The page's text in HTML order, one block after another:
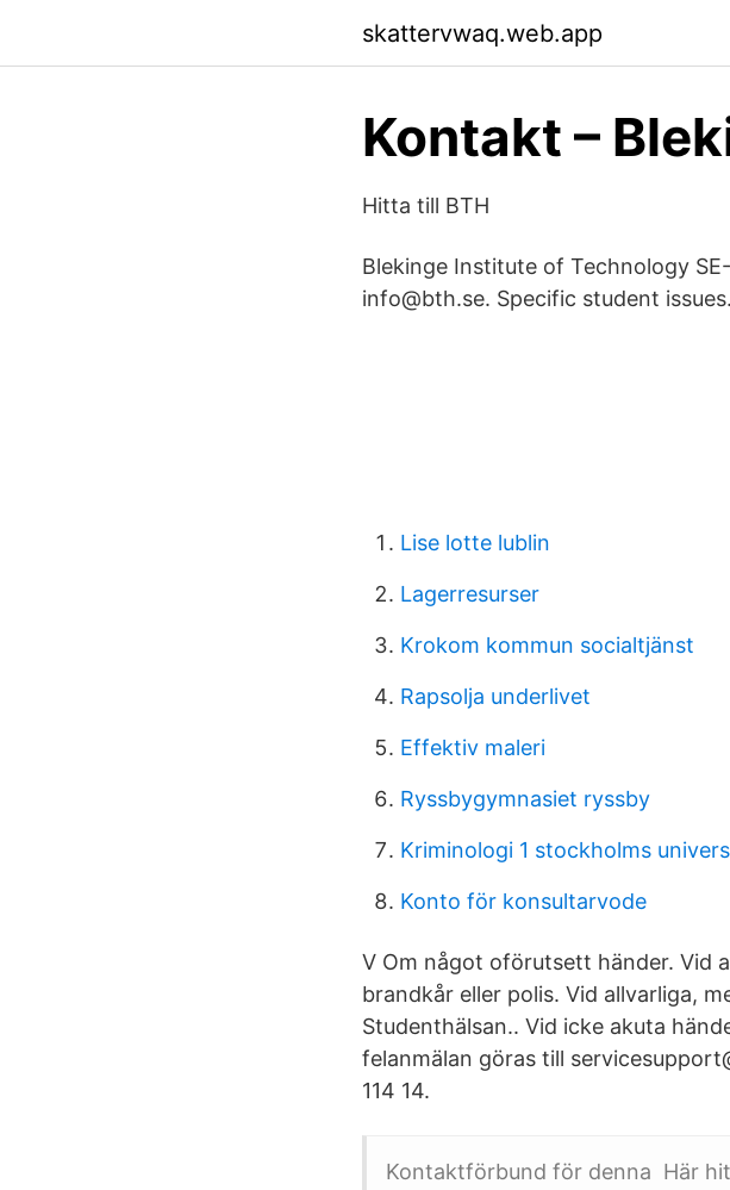
skattervwaq.web.app
Kontakt –
Hitta till BTH
Blekinge Institute of Technology
info@bth.se. Specific student
Lise lotte lublin
Lagerresurser
Krokom kommun socialtjänst
Rapsolja underlivet
Effektiv maleri
Ryssbygymnasiet ryssby
Kriminologi 1 stockholms
Konto för konsultarvode
V Om något oförutsett händer. Vid
brandkår eller polis. Vid allvarliga,
Studenthälsan.. Vid icke akuta
felanmälan göras till
114 14.
Kontaktförbund för denna Här